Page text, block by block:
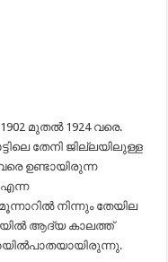
മുതല്‍ 1924 വരെ.
തേനി ജില്ലയിലുള്ള
ഉണ്ടായിരുന്ന
എന്ന
നിന്നും തേയില
ആദ്യ കാലത്ത്